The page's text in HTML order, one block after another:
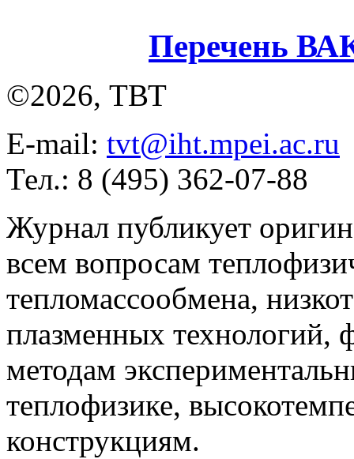
Перечень
©2026, ТВТ
E-mail: tvt@iht.mpei.ac.ru
Тел.: 8 (495) 362-07-88
Журнал публикует
всем вопросам
тепломассообмена,
плазменных технологий,
методам
теплофизике,
конструкциям.